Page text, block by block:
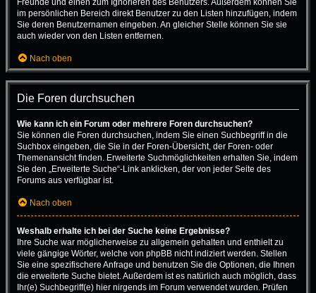
Freunde und einen zum Ignorieren des Benutzers. Außerdem können Sie
im persönlichen Bereich direkt Benutzer zu den Listen hinzufügen, indem
Sie deren Benutzernamen eingeben. An gleicher Stelle können Sie sie
auch wieder von den Listen entfernen.
Nach oben
Die Foren durchsuchen
Wie kann ich ein Forum oder mehrere Foren durchsuchen?
Sie können die Foren durchsuchen, indem Sie einen Suchbegriff in die
Suchbox eingeben, die Sie in der Foren-Übersicht, der Foren- oder
Themenansicht finden. Erweiterte Suchmöglichkeiten erhalten Sie, indem
Sie den „Erweiterte Suche“-Link anklicken, der von jeder Seite des
Forums aus verfügbar ist.
Nach oben
Weshalb erhalte ich bei der Suche keine Ergebnisse?
Ihre Suche war möglicherweise zu allgemein gehalten und enthielt zu
viele gängige Wörter, welche von phpBB nicht indiziert werden. Stellen
Sie eine spezifischere Anfrage und benutzen Sie die Optionen, die Ihnen
die erweiterte Suche bietet. Außerdem ist es natürlich auch möglich, dass
Ihr(e) Suchbegriff(e) hier nirgends im Forum verwendet wurden. Prüfen